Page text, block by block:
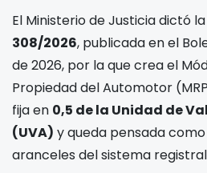
El Ministerio de Justicia dictó la
308/2026, publicada en el
de 2026, por la que crea el
Propiedad del Automotor
fija en 0,5 de la Unidad de
(UVA) y queda pensada
aranceles del sistema